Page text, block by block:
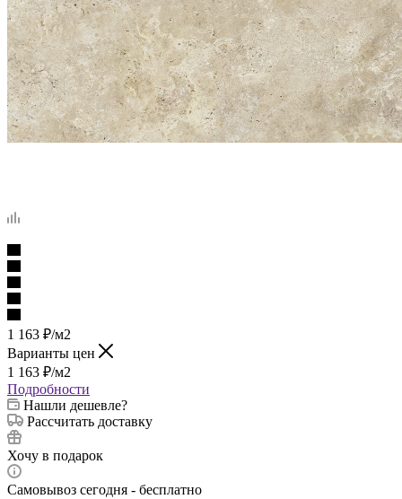
1 163 ₽/м2
Варианты цен
1 163 ₽/м2
Подробности
Нашли дешевле?
Рассчитать доставку
Хочу в подарок
Самовывоз сегодня - бесплатно